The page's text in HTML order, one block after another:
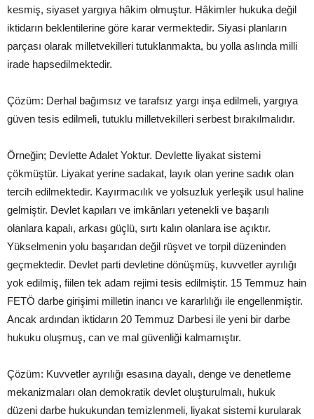
kesmiş, siyaset yargıya hâkim olmuştur. Hâkimler hukuka değil
iktidarın beklentilerine göre karar vermektedir. Siyasi planların
parçası olarak milletvekilleri tutuklanmakta, bu yolla aslında milli
irade hapsedilmektedir.
Çözüm: Derhal bağımsız ve tarafsız yargı inşa edilmeli, yargıya
güven tesis edilmeli, tutuklu milletvekilleri serbest bırakılmalıdır.
Örneğin; Devlette Adalet Yoktur. Devlette liyakat sistemi
çökmüştür. Liyakat yerine sadakat, layık olan yerine sadık olan
tercih edilmektedir. Kayırmacılık ve yolsuzluk yerleşik usul haline
gelmiştir. Devlet kapıları ve imkânları yetenekli ve başarılı
olanlara kapalı, arkası güçlü, sırtı kalın olanlara ise açıktır.
Yükselmenin yolu başarıdan değil rüşvet ve torpil düzeninden
geçmektedir. Devlet parti devletine dönüşmüş, kuvvetler ayrılığı
yok edilmiş, fiilen tek adam rejimi tesis edilmiştir. 15 Temmuz hain
FETÖ darbe girişimi milletin inancı ve kararlılığı ile engellenmiştir.
Ancak ardından iktidarın 20 Temmuz Darbesi ile yeni bir darbe
hukuku oluşmuş, can ve mal güvenliği kalmamıştır.
Çözüm: Kuvvetler ayrılığı esasına dayalı, denge ve denetleme
mekanizmaları olan demokratik devlet oluşturulmalı, hukuk
düzeni darbe hukukundan temizlenmeli, liyakat sistemi kurularak